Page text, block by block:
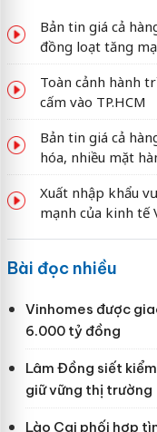
Bản tin giá cả
đồng loạt tăng
Toàn cảnh hành
cấm vào TP.HCM
Bản tin giá cả
hóa, nhiều mặt
Xuất nhập khẩu
mạnh của kinh tế
Bài đọc nhiều
Vinhomes được
6.000 tỷ đồng
Lâm Đồng siết
giữ vững thị trường
Lào Cai phối hợp